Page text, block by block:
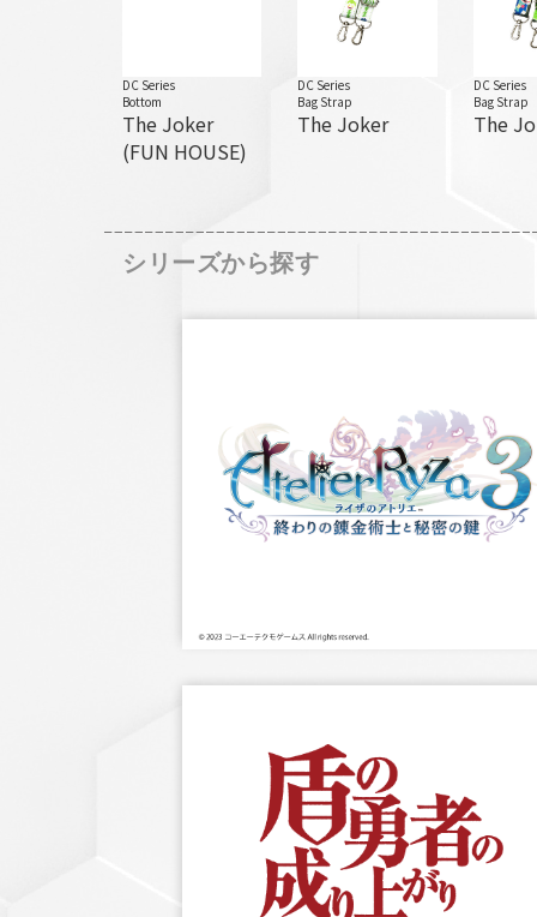
DC Series
Bottom
The Joker
(FUN HOUSE)
DC Series
Bag Strap
The Joker
DC Series
Bag Strap
The
シリーズから探す